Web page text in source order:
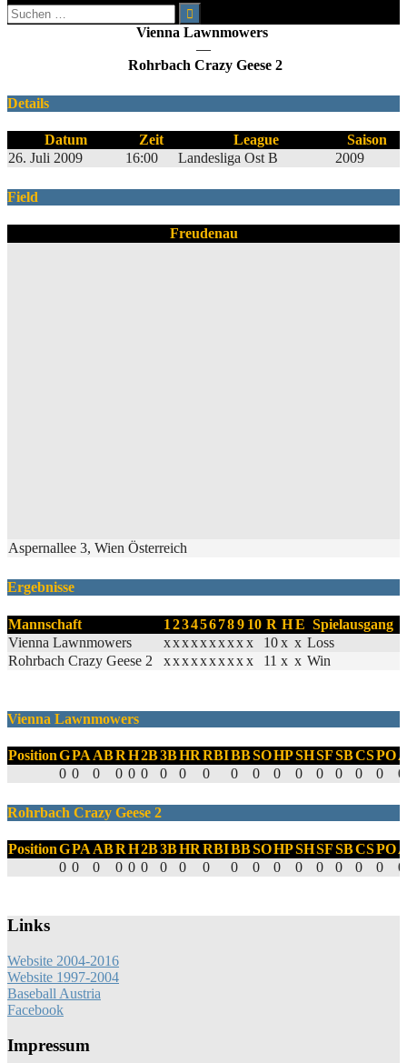
Suchen
nach:
Vienna Lawnmowers
—
Rohrbach Crazy Geese 2
Details
Datum Zeit League
Saison
26. Juli 2009
16:00 Landesliga Ost B 2009
Field
Freudenau
Aspernallee 3, Wien Österreich
Ergebnisse
Mannschaft 1 23456789 10 R H E Spielausgang
Vienna Lawnmowers
xxxxxxxxxx 10x x Loss
Rohrbach Crazy Geese 2
xxxxxxxxxx 11 x x Win
Vienna Lawnmowers
PositionGPA ABRH2B3BHRRBIBBSOHPSHSFSBCSPO
0 0 0 0 0 0 0 0 0 0 0 0 0 0 0 0 0 0
Rohrbach Crazy Geese 2
PositionGPA ABRH2B3BHRRBIBBSOHPSHSFSBCSPO
0 0 0 0 0 0 0 0 0 0 0 0 0 0 0 0 0 0
Links
Website 2004-2016
Website 1997-2004
Baseball Austria
Facebook
Impressum